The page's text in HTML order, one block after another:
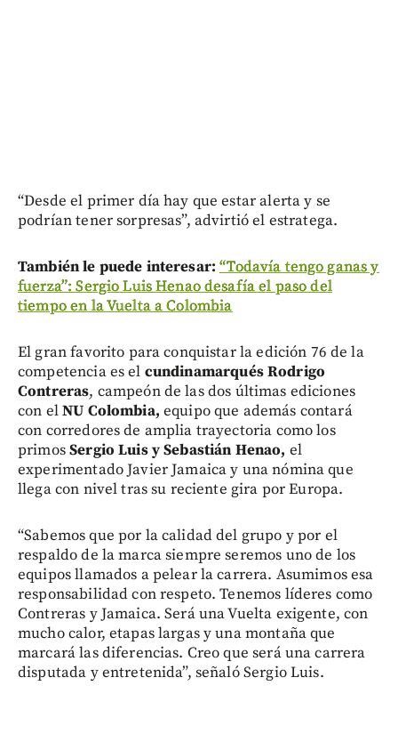
“Desde el primer día hay que estar alerta y se
podrían tener sorpresas”, advirtió el estratega.
También le puede interesar: “Todavía tengo ganas y
fuerza”: Sergio Luis Henao desafía el paso del
tiempo en la Vuelta a Colombia
El gran favorito para conquistar la edición 76 de la
competencia es el cundinamarqués Rodrigo
Contreras, campeón de las dos últimas ediciones
con elNU Colombia, equipo que además contará
con corredores de amplia trayectoria como los
primosSergio Luis y Sebastián Henao, el
experimentado Javier Jamaica y una nómina que
llega con nivel tras su reciente gira por Europa.
“Sabemos que por la calidad del grupo y por el
respaldo de la marca siempre seremos uno de los
equipos llamados a pelear la carrera. Asumimos esa
responsabilidad con respeto. Tenemos líderes como
Contreras y Jamaica. Será una Vuelta exigente, con
mucho calor, etapas largas y una montaña que
marcará las diferencias. Creo que será una carrera
disputada y entretenida”, señaló Sergio Luis.